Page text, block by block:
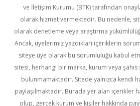
ve İletişim Kurumu (BTK) tarafından
olarak hizmet vermektedir. Bu nedenle,
olarak denetleme veya araştırma
Ancak, üyelerimiz yazdıkları içeriklerin
siteye üye olarak bu sorumluluğu kabul
sitesi, herhangi bir marka, kurum veya şahıs
bulunmamaktadır. Sitede yalnızca kendi
paylaşılmaktadır. Burada yer alan içerikler
olup, gerçek kurum ve kişiler hakkında